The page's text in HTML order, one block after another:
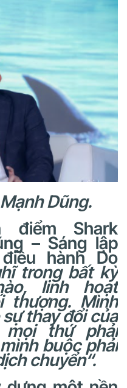
Dũng.
điểm Shark
– Sáng lập
hành Do
trong bất kỳ
linh hoạt
thượng. Mình
thay đổi của
thứ phải
mình buộc phải
chuyển“.